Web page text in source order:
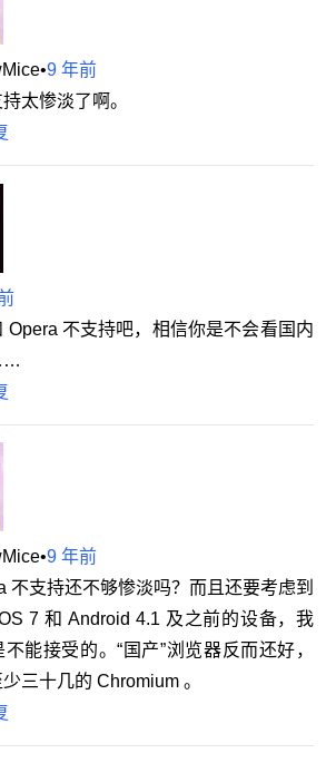
•9 年前
太惨淡了啊。
Opera 不支持吧，相信你是不会看国内
•9 年前
不支持还不够惨淡吗？而且还要考虑到
7 和 Android 4.1 及之前的设备，我
能接受的。“国产”浏览器反而还好，
三十几的 Chromium 。